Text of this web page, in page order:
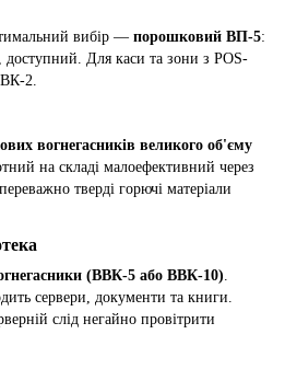
вибір — порошковий ВП-5:
доступний. Для каси та зони з POS-
2.
вогнегасників великого об'єму
на складі малоефективний через
тверді горючі матеріали
(ВВК-5 або ВВК-10)
сервери, документи та книги.
слід негайно провітрити